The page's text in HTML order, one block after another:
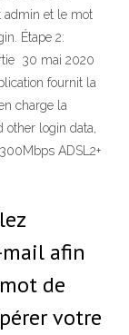
admin et le mot
Étape 2:
30 mai 2020
fournit la
charge la
login data,
ADSL2+
afin
de
votre